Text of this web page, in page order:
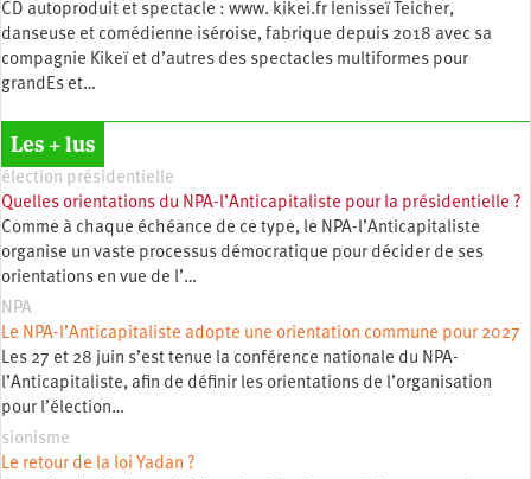
CD autoproduit et spectacle : www. kikei.fr Ienisseï Teicher,
danseuse et comédienne iséroise, fabrique depuis 2018 avec sa
compagnie Kikeï et d’autres des spectacles multiformes pour
grandEs et…
Les + lus
élection présidentielle
Quelles orientations du NPA-l’Anticapitaliste pour la présidentielle ?
Comme à chaque échéance de ce type, le NPA-l’Anticapitaliste
organise un vaste processus démocratique pour décider de ses
orientations en vue de l’…
NPA
Le NPA-l’Anticapitaliste adopte une orientation commune pour 2027
Les 27 et 28 juin s’est tenue la conférence nationale du NPA-
l’Anticapitaliste, afin de définir les orientations de l’organisation
pour l’élection…
sionisme
Le retour de la loi Yadan ?